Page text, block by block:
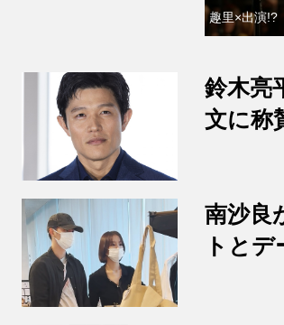
趣里×出演!?
鈴木亮
文に称
南沙良
トと